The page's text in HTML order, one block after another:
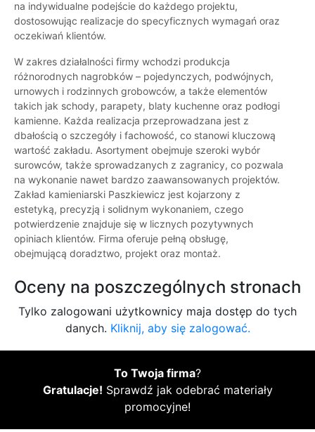
na indywidualne podejście do każdego projektu,
dostosowując realizacje do specyficznych wymagań oraz
oczekiwań klientów.
W zakres działalności firmy wchodzi produkcja
różnorodnych nagrobków – pojedynczych, podwójnych,
urnowych i rodzinnych grobowców, a także elementów
takich jak schody, parapety, blaty kuchenne oraz podłogi
kamienne. Każda realizacja przeprowadzana jest z
dbałością o szczegóły i fachowość, co stanowi kluczową
wartość zakładu. Asortyment obejmuje szeroki wybór
surowców, także sprowadzanych z zagranicy, co pozwala
na wykonanie nawet bardzo zaawansowanych projektów.
Zakład kamieniarski Paszkiewicz jest kojarzony z
estetyką, precyzją i solidnym wykonaniem, czego
potwierdzenie znajduje się w licznych pozytywnych
opiniach klientów. Firma oferuje pełną obsługę,
obejmującą doradztwo, projekt oraz montaż.
Oceny na poszczególnych stronach
Tylko zalogowani użytkownicy maja dostęp do tych
danych. Kliknij, aby się zalogować.
To Twoja firma?
Gratulacje! Sprawdź jak odebrać materiały
promocyjne!